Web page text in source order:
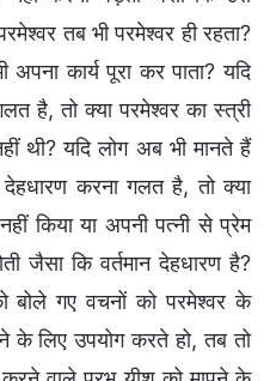
तब भी परमेश्वर ही रहता?
अपना कार्य पूरा कर पाता? यदि
है, तो क्या परमेश्वर का स्त्री
थी? यदि लोग अब भी मानते हैं
करना गलत है, तो क्या
किया या अपनी पत्नी से प्रेम
जैसा कि वर्तमान देहधारण है?
बोले गए वचनों को परमेश्वर के
के लिए उपयोग करते हो, तब तो